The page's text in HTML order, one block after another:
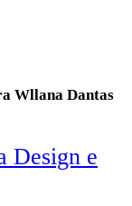
Wllana Dantas
Design e